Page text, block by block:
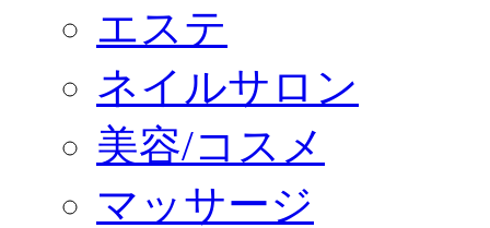
エステ
ネイルサロン
美容/コスメ
マッサージ